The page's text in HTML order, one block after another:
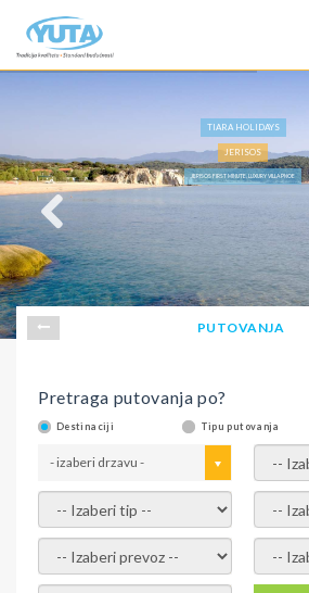
TIARA HOLIDAYS
JERISOS
JERISOS FIRST MINUTE, LUXURY VILLA PNOE
PUTOVANJA
Pretraga putovanja po?
Destinaciji Tipu putovanja
- izaberi drzavu - -
- izaberi tip - -
- izaberi prevoz - -